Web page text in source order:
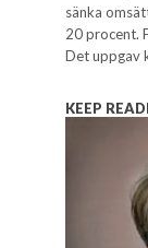
sänka
20 procent. För derivatkontrakt väntas minskningen bli större.
Det uppgav
KEEP